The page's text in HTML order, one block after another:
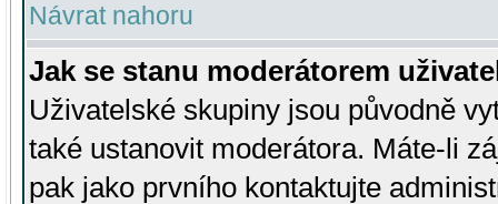
Návrat nahoru
Jak se stanu moderátorem
Uživatelské skupiny jsou původně
také ustanovit moderátora. Máte-li
pak jako prvního kontaktujte